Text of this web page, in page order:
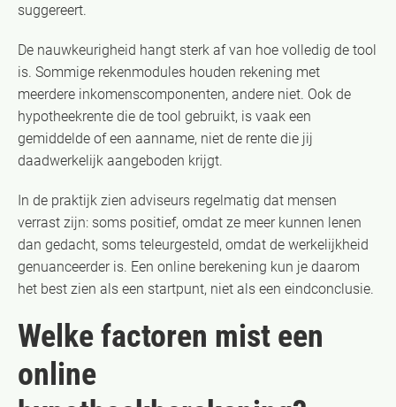
suggereert.
De nauwkeurigheid hangt sterk af van hoe volledig de tool
is. Sommige rekenmodules houden rekening met
meerdere inkomenscomponenten, andere niet. Ook de
hypotheekrente die de tool gebruikt, is vaak een
gemiddelde of een aanname, niet de rente die jij
daadwerkelijk aangeboden krijgt.
In de praktijk zien adviseurs regelmatig dat mensen
verrast zijn: soms positief, omdat ze meer kunnen lenen
dan gedacht, soms teleurgesteld, omdat de werkelijkheid
genuanceerder is. Een online berekening kun je daarom
het best zien als een startpunt, niet als een eindconclusie.
Welke factoren mist een
online